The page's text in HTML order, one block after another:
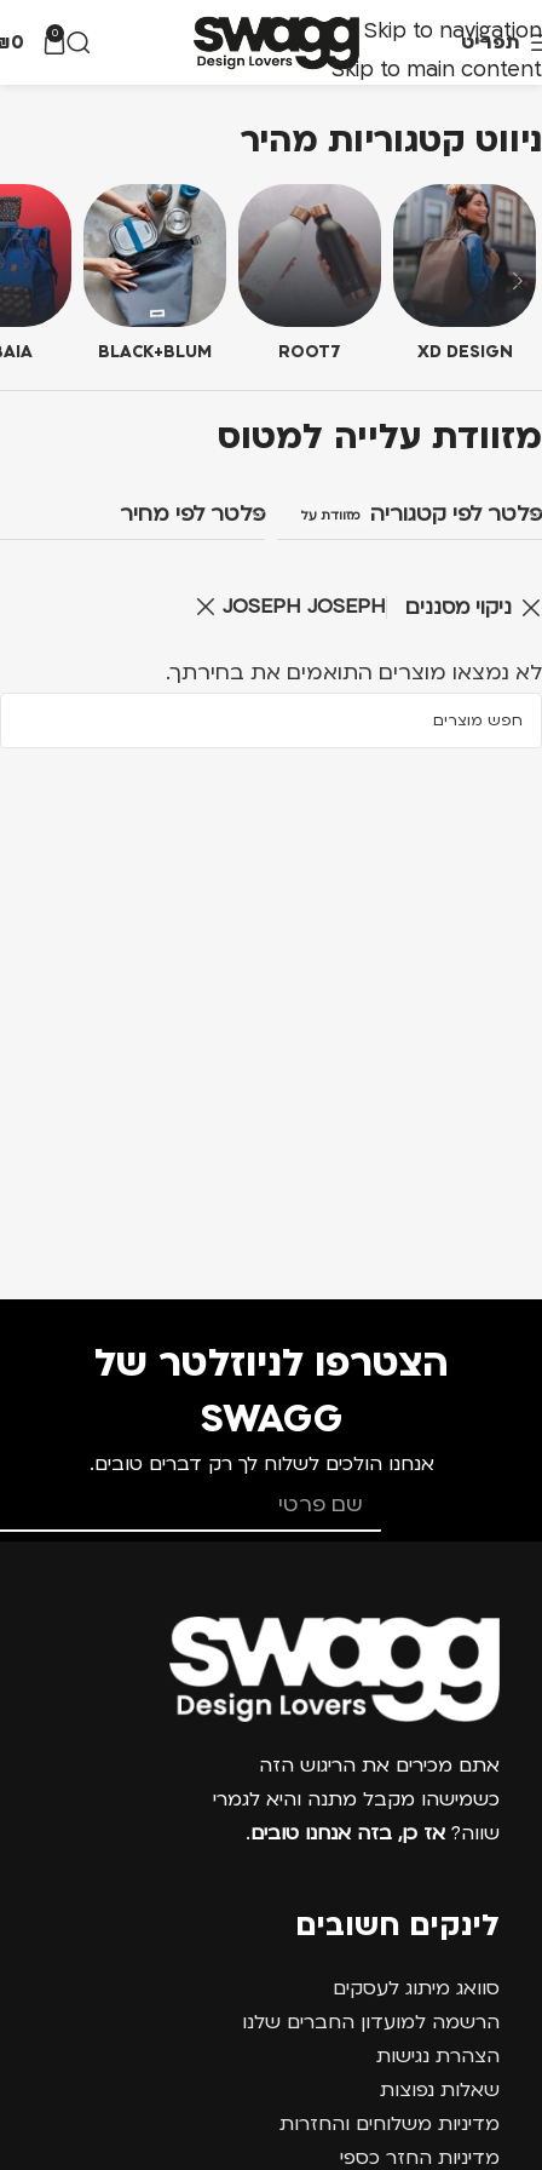
Skip to navigation
Skip to main content
תפריט 0
0
ניווט קטגוריות מהיר
XD DESIGN
ROOT7
BLACK+BLUM
מזוודת עלייה למטוס
פלטר לפי קטגוריה מזוודת עלייה למטוספלטר לפי מחיר
ניקוי מסננים JOSEPH JOSEPH
לא נמצאו מוצרים התואמים את בחירתך.
הצטרפו לניוזלטר של
SWAGG
אנחנו הולכים לשלוח לך רק דברים טובים.
צרפו אותי למועדון
אתם מכירים את הריגוש הזה
כשמישהו מקבל מתנה והיא לגמרי
שווה? אז כן, בזה אנחנו טובים.
לינקים חשובים
סוואג מיתוג לעסקים
הרשמה למועדון החברים שלנו
הצהרת נגישות
שאלות נפוצות
מדיניות משלוחים והחזרות
מדיניות החזר כספי